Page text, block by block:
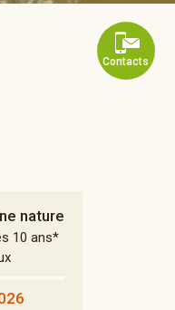
Contacts
nature
10 ans*